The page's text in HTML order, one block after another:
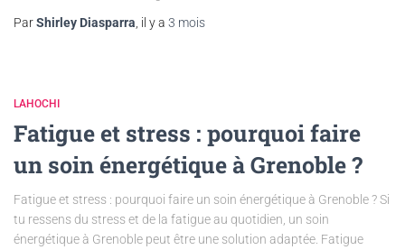
ParShirley Diasparra , il y a 3 mois
LAHOCHI
Fatigue et stress : pourquoi faire
un soin énergétique à Grenoble ?
Fatigue et stress : pourquoi faire un soin énergétique à Grenoble ? Si
tu ressens du stress et de la fatigue au quotidien, un soin
énergétique à Grenoble peut être une solution adaptée. Fatigue